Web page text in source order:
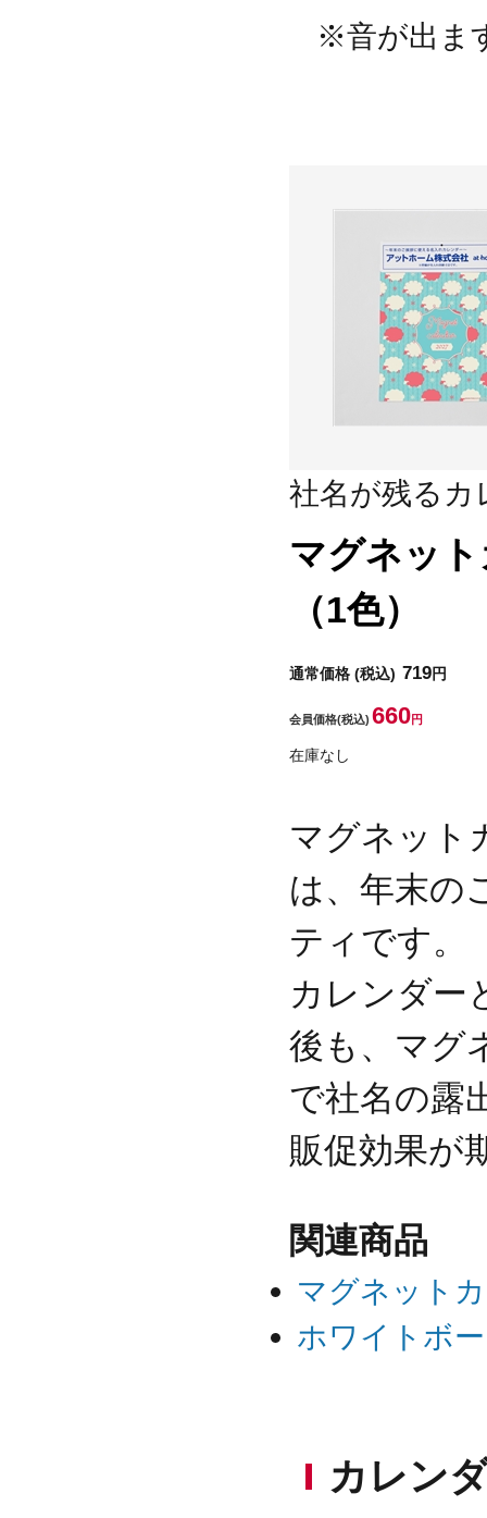
※音が出ま
社名が残るカ
マグネッ
（1色）
通常価格 (税込) 719円
会員価格(税込) 660円
在庫なし
マグネット
は、年末の
ティです。
カレンダー
後も、マグ
で社名の露
販促効果が
関連商品
マグネット
ホワイトボ
カレン